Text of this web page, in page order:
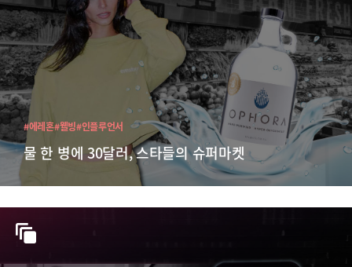
물 한 병에 30달러, 스타들의 슈퍼마켓
#에레혼#웰빙#인플루언서